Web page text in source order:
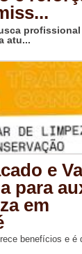
profissional
atu...
e
para
em
benefícios e é